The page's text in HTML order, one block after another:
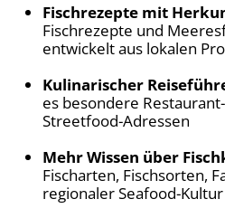
Fischrezepte mit
Fischrezepte und
entwickelt aus lokalen
Kulinarischer
es besondere
Streetfood-Adressen
Mehr Wissen über
Fischarten, Fischsorten,
regionaler Seafood-Kultur